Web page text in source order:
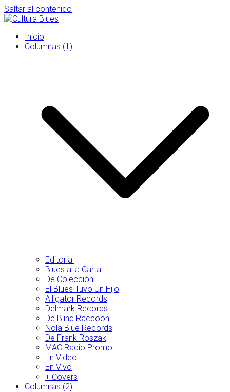
Saltar al contenido
Inicio
Columnas (1)
Editorial
Blues a la Carta
De Colección
El Blues Tuvo Un Hijo
Alligator Records
Delmark Records
De Blind Raccoon
Nola Blue Records
De Frank Roszak
MAC Radio Promo
En Video
En Vivo
+ Covers
Columnas (2)